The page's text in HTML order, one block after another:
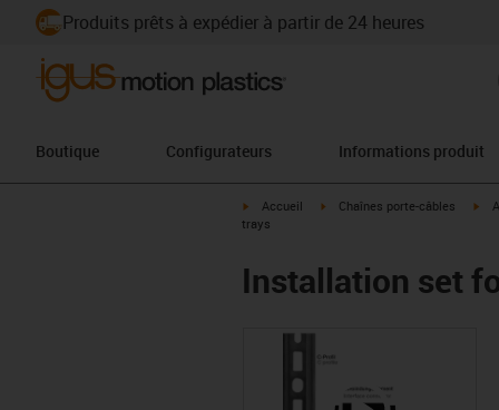
Produits prêts à expédier à partir de 24 heures
Boutique Configurateurs Informations produit
igus-icon-arrow-right
Accueil igus-icon-arrow-right
Chaînes porte-câbles
trays
Installation set